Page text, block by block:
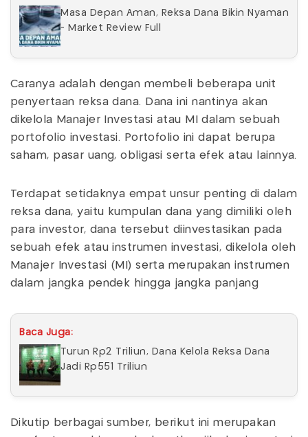
Masa Depan Aman, Reksa Dana Bikin Nyaman
- Market Review Full
Caranya adalah dengan membeli beberapa unit
penyertaan reksa dana. Dana ini nantinya akan
dikelola Manajer Investasi atau MI dalam sebuah
portofolio investasi. Portofolio ini dapat berupa
saham, pasar uang, obligasi serta efek atau lainnya.
Terdapat setidaknya empat unsur penting di dalam
reksa dana, yaitu kumpulan dana yang dimiliki oleh
para investor, dana tersebut diinvestasikan pada
sebuah efek atau instrumen investasi, dikelola oleh
Manajer Investasi (MI) serta merupakan instrumen
dalam jangka pendek hingga jangka panjang
Baca Juga:
Turun Rp2 Triliun, Dana Kelola Reksa Dana
Jadi Rp551 Triliun
Dikutip berbagai sumber, berikut ini merupakan